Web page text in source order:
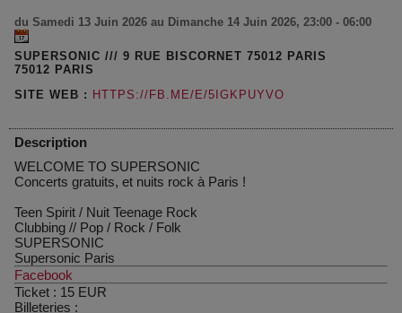
du Samedi 13 Juin 2026 au Dimanche 14 Juin 2026, 23:00 - 06:00
SUPERSONIC /// 9 RUE BISCORNET 75012 PARIS
75012 PARIS
SITE WEB : HTTPS://FB.ME/E/5IGKPUYVO
Description
WELCOME TO SUPERSONIC
Concerts gratuits, et nuits rock à Paris !
Teen Spirit / Nuit Teenage Rock
Clubbing // Pop / Rock / Folk
SUPERSONIC
Supersonic Paris
Facebook
Ticket : 15 EUR
Billeteries :